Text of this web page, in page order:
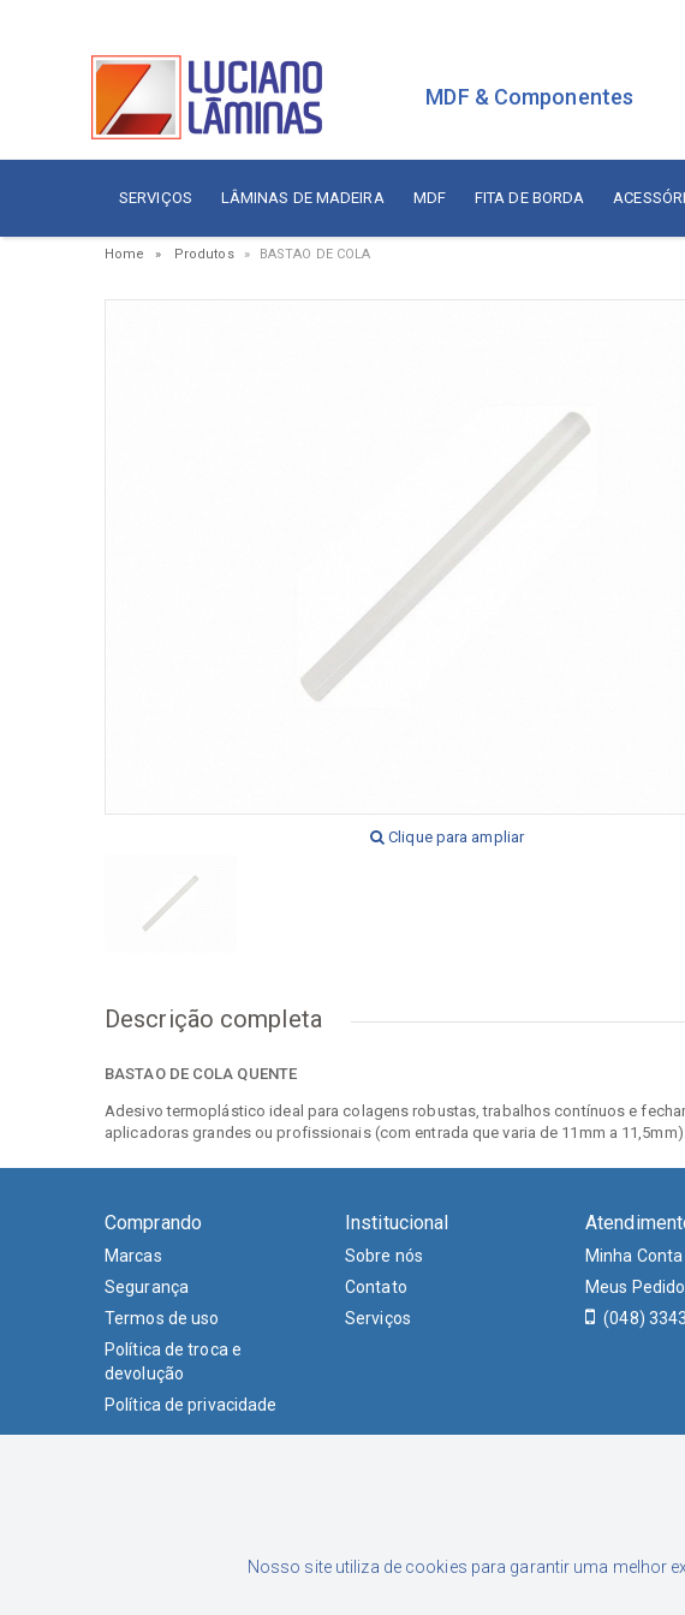
MDF & Componentes
SERVIÇOS LÂMINAS DE MADEIRA MDF FITA DE BORDA
Aramados
Cola
Corrediça
Dobradiça
Home Produtos BASTAO DE COLA
Clique para ampliar
Descrição completa
BASTAO DE COLA QUENTE
Adesivo termoplástico ideal para colagens robustas, trabalhos contínuos e
aplicadoras grandes ou profissionais(com entrada que varia de 11mm a
Nosso site utiliza de cookies para garantir uma melhor
Comprando
Marcas
Segurança
Termos de uso
Política de troca e
devolução
Política de privacidade
Institucional
Sobre nós
Contato
Serviços
Minha Conta
Meus
(048)
Formas de Pagamento